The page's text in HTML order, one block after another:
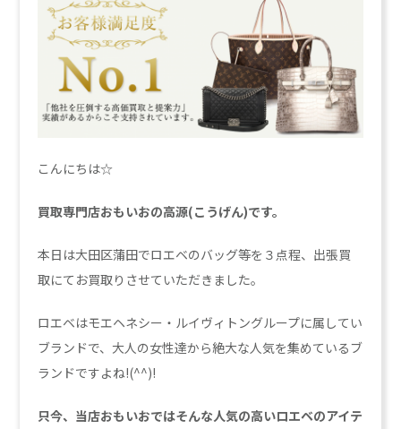
こんにちは☆
買取専門店おもいおの高源(こうげん)です。
本日は大田区蒲田でロエベのバッグ等を３点程、出張買
取にてお買取りさせていただきました。
ロエベはモエヘネシー・ルイヴィトングループに属してい
ブランドで、大人の女性達から絶大な人気を集めているブ
ランドですよね!(^^)!
只今、当店おもいおではそんな人気の高いロエベのアイテ